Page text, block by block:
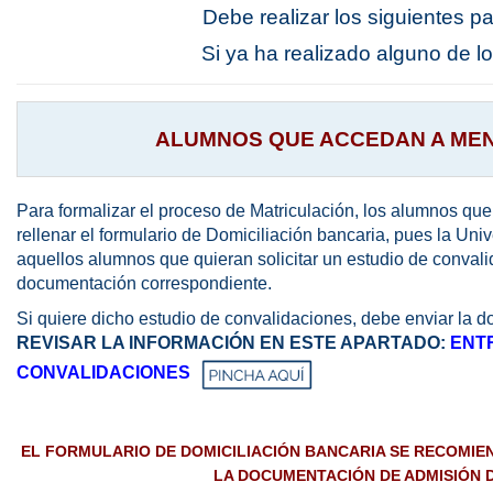
Máster
Debe realizar los siguientes
Si ya ha realizado alguno de
ALUMNOS QUE ACCEDAN A
Para formalizar el proceso de Matriculación, los alumnos
rellenar el formulario de Domiciliación bancaria, pues la
aquellos alumnos que quieran solicitar un estudio de
documentación correspondiente.
Si quiere dicho estudio de convalidaciones, debe enviar la
REVISAR LA INFORMACIÓN EN ESTE APARTADO:
CONVALIDACIONES
EL FORMULARIO DE DOMICILIACIÓN BANCARIA SE
LA DOCUMENTACIÓN DE ADMISIÓN